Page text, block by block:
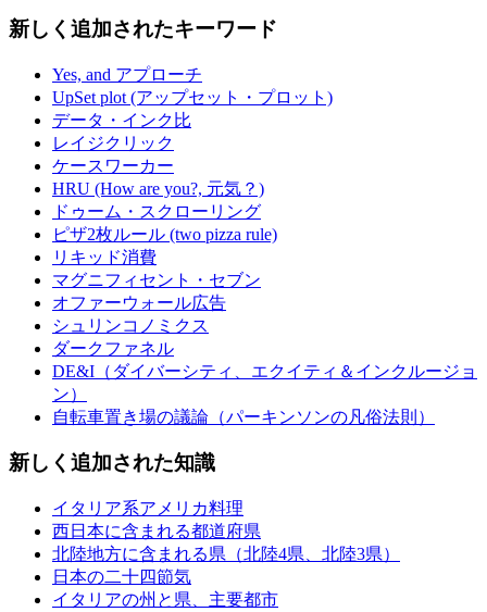
新しく追加されたキーワード
Yes, and アプローチ
UpSet plot (アップセット・プロット)
データ・インク比
レイジクリック
ケースワーカー
HRU (How are you?, 元気？)
ドゥーム・スクローリング
ピザ2枚ルール (two pizza rule)
リキッド消費
マグニフィセント・セブン
オファーウォール広告
シュリンコノミクス
ダークファネル
DE&I（ダイバーシティ、エクイティ＆インクルージョ
ン）
自転車置き場の議論（パーキンソンの凡俗法則）
新しく追加された知識
イタリア系アメリカ料理
西日本に含まれる都道府県
北陸地方に含まれる県（北陸4県、北陸3県）
日本の二十四節気
イタリアの州と県、主要都市